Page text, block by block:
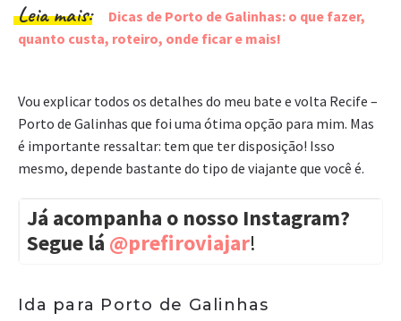
Leia mais:
Dicas de Porto de Galinhas: o que fazer,
quanto custa, roteiro, onde ficar e mais!
Vou explicar todos os detalhes do meu bate e volta Recife –
Porto de Galinhas que foi uma ótima opção para mim. Mas
é importante ressaltar: tem que ter disposição! Isso
mesmo, depende bastante do tipo de viajante que você é.
Já acompanha o nosso Instagram?
Segue lá @prefiroviajar!
Ida para Porto de Galinhas